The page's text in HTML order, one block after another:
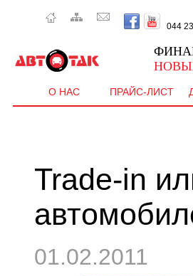
044
О НАС ПРАЙС-ЛИСТ
Trade-in
01.02.2011